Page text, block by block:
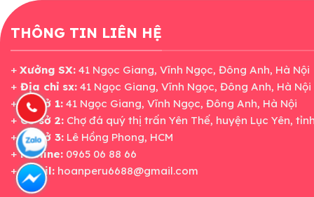
THÔNG TIN LIÊN HỆ
+ Xưởng SX: 41 Ngọc Giang, Vĩnh Ngọc, Đông Anh, Hà Nội
+ Địa chỉ sx: 41 Ngọc Giang, Vĩnh Ngọc, Đông Anh, Hà Nội
+Cơ sở 1: 41 Ngọc Giang, Vĩnh Ngọc, Đông Anh, Hà Nội
+Cơ sở 2: Chợ đá quý thị trấn Yên Thế, huyện Lục Yên,
+Cơ sở 3: Lê Hồng Phong, HCM
+Hotline: 0965 06 88 66
+Email: hoanperu6688@gmail.com